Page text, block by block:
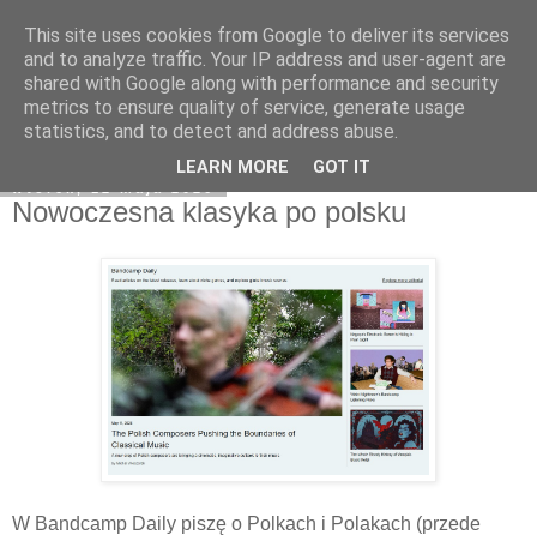
Na obrzeżach
Nowoczesna klasyka po polsku
W Bandcamp Daily piszę o Polkach i Polakach (przede
This site uses cookies from Google to deliver its services
and to analyze traffic. Your IP address and user-agent are
shared with Google along with performance and security
metrics to ensure quality of service, generate usage
statistics, and to detect and address abuse.
LEARN MORE GOT IT